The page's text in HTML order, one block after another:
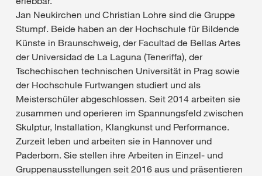
Jan Neukirchen und Christian Lohre sind die Gruppe
Stumpf. Beide haben an der Hochschule für Bildende
Künste in Braunschweig, der Facultad de Bellas Artes
der Universidad de La Laguna (Teneriffa), der
Tschechischen technischen Universität in Prag sowie
der Hochschule Furtwangen studiert und als
Meisterschüler abgeschlossen. Seit 2014 arbeiten sie
zusammen und operieren im Spannungsfeld zwischen
Skulptur, Installation, Klangkunst und Performance.
Zurzeit leben und arbeiten sie in Hannover und
Paderborn. Sie stellen ihre Arbeiten in Einzel- und
Gruppenausstellungen seit 2016 aus und präsentieren